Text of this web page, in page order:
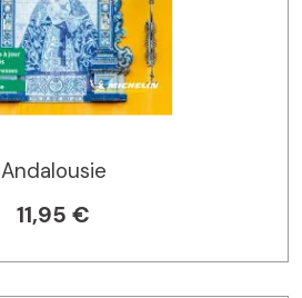
Andalousie
11,95 €